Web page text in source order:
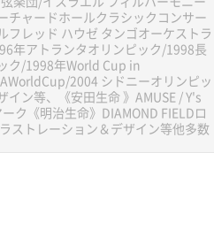
チャードホールクラシックコンサー
フレッド ハウゼ タンゴオーケストラ
年アトランタオリンピック/1998長
ク/1998年World Cup in
2004 シドニーオリンピッ
イン等、《安田生命 》AMUSE / Y's
ク《明治生命》DIAMOND FIELDロ
ストレーション＆デザイン等他多数